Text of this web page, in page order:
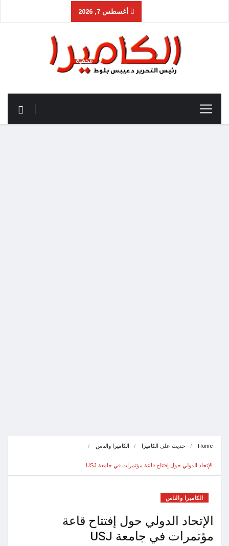
أغسطس 7, 2026
Home حديث على الكاميرا الكاميرا والناس
الإتحاد الدولي حول إفتتاح قاعة مؤتمرات في جامعة USJ
الكاميرا والناس
الإتحاد الدولي حول إفتتاح قاعة
مؤتمرات في جامعة USJ